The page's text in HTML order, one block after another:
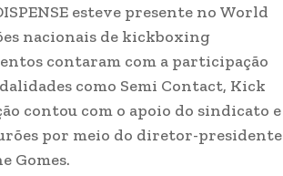
esteve presente no World
nacionais de kickboxing
contaram com a participação
como Semi Contact, Kick
contou com o apoio do sindicato e
por meio do diretor-presidente
Gomes.